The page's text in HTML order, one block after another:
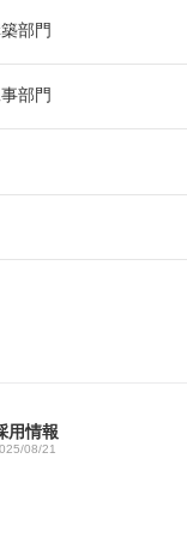
部門
部門
用情報
08/21